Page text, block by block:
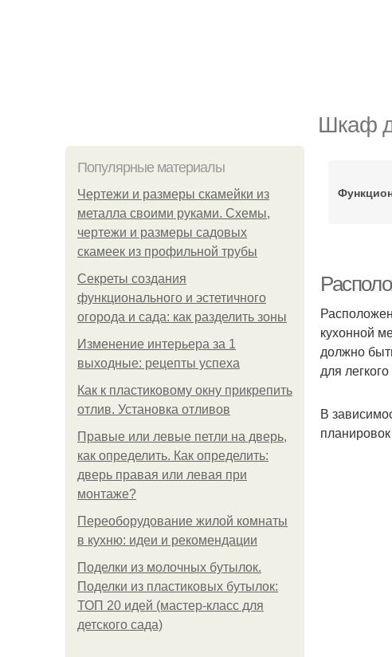
Шкаф
Популярные материалы
Чертежи и размеры скамейки из
металла своими руками. Схемы,
чертежи и размеры садовых
скамеек из профильной трубы
Секреты создания
функционального и эстетичного
огорода и сада: как разделить зоны
Изменение интерьера за 1
выходные: рецепты успеха
Как к пластиковому окну прикрепить
отлив. Установка отливов
Правые или левые петли на дверь,
как определить. Как определить:
дверь правая или левая при
монтаже?
Переоборудование жилой комнаты
в кухню: идеи и рекомендации
Поделки из молочных бутылок.
Поделки из пластиковых бутылок:
ТОП 20 идей (мастер-класс для
детского сада)
кухонной
должно
для
В